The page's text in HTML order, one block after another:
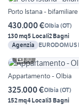
Porto Istana -
430.000 €Olbia (OT)
130 mq5 Locali2 Bagni
Agenzia
30
Appartamento - Olbia
325.000 €Olbia (OT)
152 mq4 Locali3 Bagni